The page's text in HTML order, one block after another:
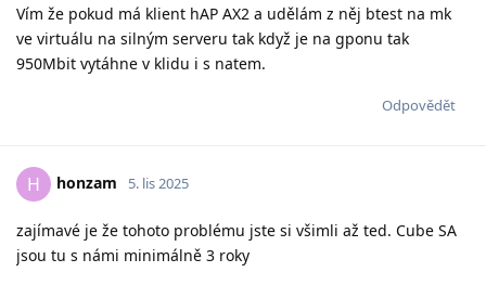
Vím že pokud má klient hAP AX2 a udělám z něj btest na mk
ve virtuálu na silným serveru tak když je na gponu tak
950Mbit vytáhne v klidu i s natem.
Odpovědět
H honzam 5. lis 2025
zajímavé je že tohoto problému jste si všimli až ted. Cube SA
jsou tu s námi minimálně 3 roky